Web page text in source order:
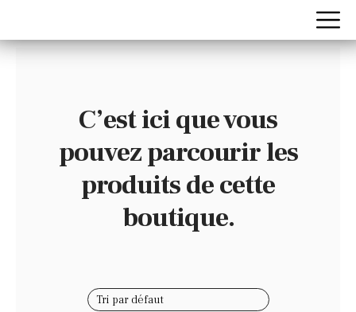
C’est ici que vous
pouvez parcourir les
produits de cette
boutique.